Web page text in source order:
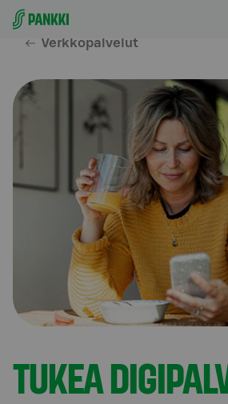
Siirry suoraan sisältöön
Verkkopalvelut
TUKEA